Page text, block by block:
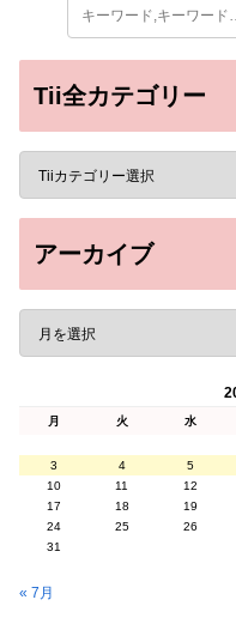
Tii全カテゴリー
アーカイブ
月 火 水
3
4 5
10
11 12
17
18 19
24
25 26
31
« 7月